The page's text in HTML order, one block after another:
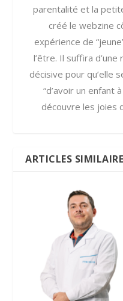
parentalité et la
créé le webzine
expérience de
l’être. Il suffira
décisive pour qu’elle
“d’avoir un enfant
découvre les joies
ARTICLES